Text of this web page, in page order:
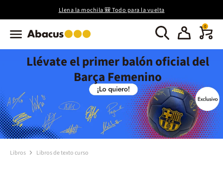
Llena la mochila 🎒 Todo para la vuelta
0
Llévate el primer balón oficial del
Barça Femenino
Libros Libros de texto curso